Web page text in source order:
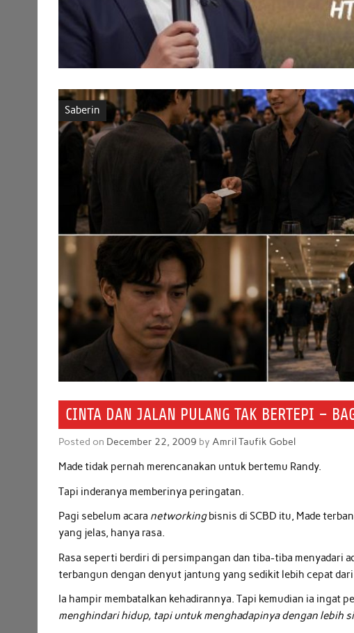
Saberin
CINTA DAN JALAN PULANG TAK BERTEPI –
Posted on December 22, 2009 byAmril Taufik Gobel
Made tidak pernah merencanakan untuk bertemu Randy.
Tapi inderanya memberinya peringatan.
Pagi sebelum acara networkingbisnis di SCBD itu, Made
yang jelas, hanya rasa.
Rasa seperti berdiri di persimpangan dan tiba-tiba menyadari
terbangun dengan denyut jantung yang sedikit lebih cepat
Ia hampir membatalkan kehadirannya. Tapi kemudian ia ingat
menghindari hidup, tapi untuk menghadapinya dengan lebih